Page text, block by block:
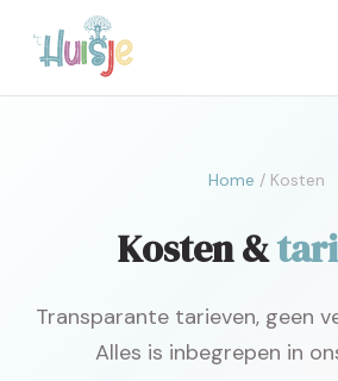
Home / Kosten
Kosten &
Transparante tarieven, geen
Alles is inbegrepen in